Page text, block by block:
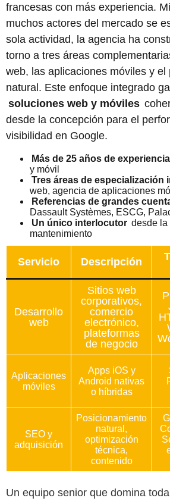
francesas con más experiencia.
muchos actores del mercado se
sola actividad, la agencia ha
torno a tres áreas
web, las aplicaciones móviles y el
natural. Este enfoque integrado
soluciones web y móviles
desde la concepción para el
visibilidad en Google.
Más de 25 años de experiencia
y móvil
Tres áreas de especialización
web, agencia de aplicaciones
Referencias de grandes
Dassault Systèmes, ESCG,
Un único interlocutor desde la
mantenimiento
Servicio Descripción
Desarrollo
web
Sitios web
corporativos,
comercio
electrónico,
plateformas
de negocio
Aplicaciones
móviles
Apps iOS y
Android nativas
o híbridas
SEO y
adquisición
Posicionamiento
natural,
optimización
técnica,
contenido
Un equipo senior que domina